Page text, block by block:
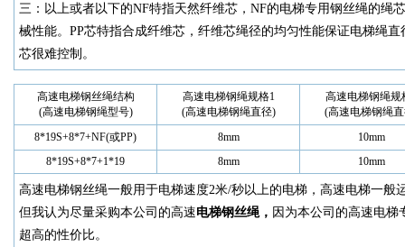
三：以上或者以下的NF特指天然纤维芯，NF的电梯专用钢丝绳的
械性能。PP芯特指合成纤维芯，纤维芯绳径的均匀性能保证电梯绳
芯很难控制。
高速电梯钢丝绳结构
(高速电梯钢绳型号)
高速电梯钢绳规格1
(高速电梯钢绳直径)
高速电梯钢绳规
(高速电梯钢绳
8*19S+8*7+NF(或PP)
8mm
10mm
8*19S+8*7+1*19
8mm 10mm
高速电梯钢丝绳一般用于电梯速度2米/秒以上的电梯，高速电梯一
但我认为尽量采购本公司的高速电梯钢丝绳， 因为本公司的高速电梯
超高的性价比。